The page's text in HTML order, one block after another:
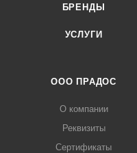
БРЕНДЫ
УСЛУГИ
ООО ПРАДОС
О компании
Реквизиты
Сертификаты